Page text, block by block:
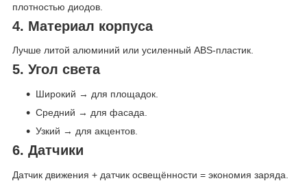
плотностью диодов.
4. Материал корпуса
Лучше литой алюминий или усиленный ABS-пластик.
5. Угол света
Широкий → для площадок.
Средний → для фасада.
Узкий → для акцентов.
6. Датчики
Датчик движения + датчик освещённости = экономия заряда.